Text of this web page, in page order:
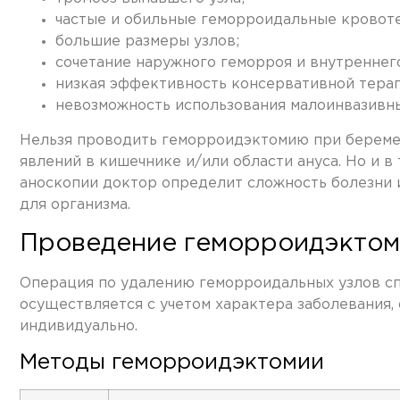
частые и обильные геморроидальные
большие размеры узлов;
сочетание наружного геморроя и
низкая эффективность консервативной
невозможность использования
Нельзя проводить геморроидэктомию при
явлений в кишечнике и/или области ануса. Но и
аноскопии доктор определит сложность
для организма.
Проведение
Операция по удалению геморроидальных узлов
осуществляется с учетом характера
индивидуально.
Методы геморроидэктомии